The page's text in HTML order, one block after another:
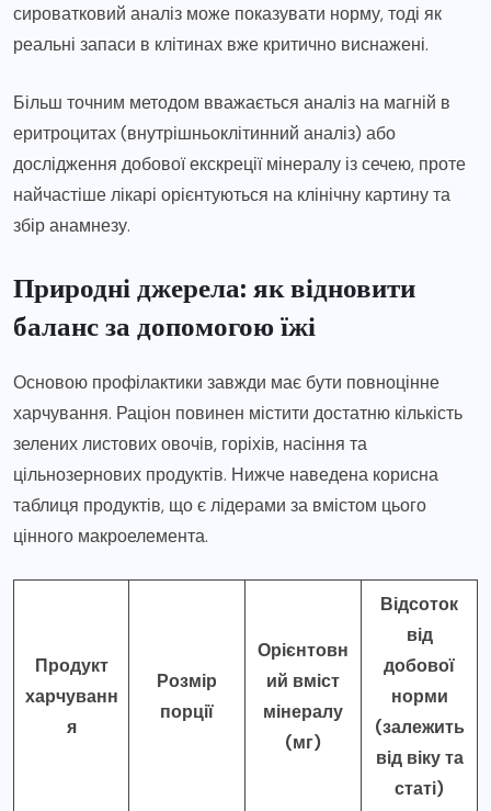
сироватковий аналіз може показувати норму, тоді як
реальні запаси в клітинах вже критично виснажені.
Більш точним методом вважається аналіз на магній в
еритроцитах (внутрішньоклітинний аналіз) або
дослідження добової екскреції мінералу із сечею, проте
найчастіше лікарі орієнтуються на клінічну картину та
збір анамнезу.
Природні джерела: як відновити
баланс за допомогою їжі
Основою профілактики завжди має бути повноцінне
харчування. Раціон повинен містити достатню кількість
зелених листових овочів, горіхів, насіння та
цільнозернових продуктів. Нижче наведена корисна
таблиця продуктів, що є лідерами за вмістом цього
цінного макроелемента.
Продукт
харчуванн
я
Розмір
порції
Орієнтовн
ий вміст
мінералу
(мг)
Відсоток
від
добової
норми
(залежить
від віку та
статі)